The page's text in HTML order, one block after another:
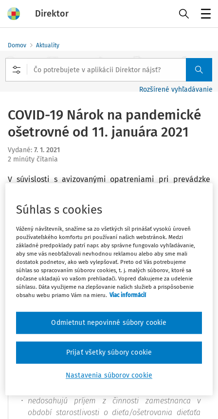
Direktor
Domov Aktuality
Rozšírené vyhľadávanie
COVID-19 Nárok na pandemické
ošetrovné od 11. januára 2021
Vydané: 7. 1. 2021
2 minúty čítania
V súvislosti s avizovanými opatreniami pri prevádzke
2021 Sociálna poisťovňa informuje verejnosť, že
pandemické ošetrovnébudú mať všetci rodičia, ktorí
splnia tietopodmienky:
osobne a celodenne sa starajú o dieťa do
dovŕšenia 11. roku veku (u dieťaťa, ktoré je
zdravotne ťažko postihnuté do dovŕšenia 18. roku
veku), ktorého materská škola/škola bude
uzatvorená na základe rozhodnutia ministra alebo
zriaďovateľa, ak dieťa nebude navštevovať ani ŠKD
(v prípade návštevy ŠKD nie je splnená podmienka
osobnej a celodennej starostlivosti),
osobne a celodenne ošetrujú dieťa do dovŕšenia
16. roku veku, ktorého zdravotný stav na základe
potvrdenia ošetrujúceho lekára takéto ošetrovanie
nedosahujú príjem z činnosti zamestnanca v
období starostlivosti o dieťa/ošetrovania dieťaťa
Súhlas s cookies
Vážený návštevník, snažíme sa zo všetkých síl prinášať vysokú úroveň
používateľského komfortu pri používaní našich webstránok. Medzi
základné predpoklady patrí napr. aby správne fungovalo vyhľadávanie,
aby sme vás neobťažovali nevhodnou reklamou alebo aby sme mali
dostatok podnetov, ako web vylepšovať. Preto od Vás potrebujeme
súhlas so spracovaním súborov cookies, t. j. malých súborov, ktoré sa
dočasne ukladajú vo vašom prehliadači. Vopred ďakujeme za udelenie
súhlasu. Dáta využijeme na zlepšovanie našich služieb a prispôsobenie
obsahu webu priamo Vám na mieru. Viac informácií
Nastavenia súborov cookie
Odmietnut nepovinné súbory cookie
Prijať všetky súbory cookie